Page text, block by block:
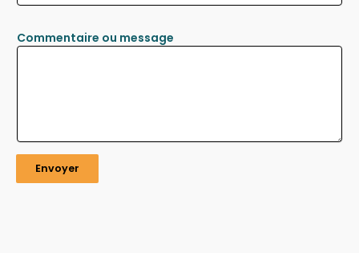
Commentaire ou message
Envoyer